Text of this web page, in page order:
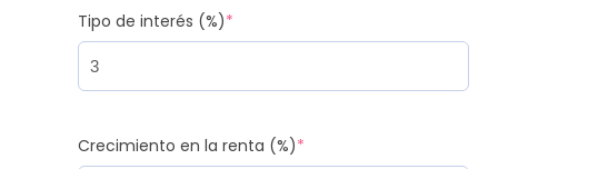
Tipo de interés (%)*
Crecimiento en la renta (%)*